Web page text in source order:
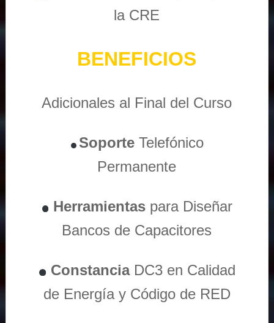
la CRE
BENEFICIOS
Adicionales al Final del Curso
Soporte Telefónico
Permanente
Herramientas para Diseñar
Bancos de Capacitores
ConstanciaDC3 en Calidad
de Energía y Código de RED